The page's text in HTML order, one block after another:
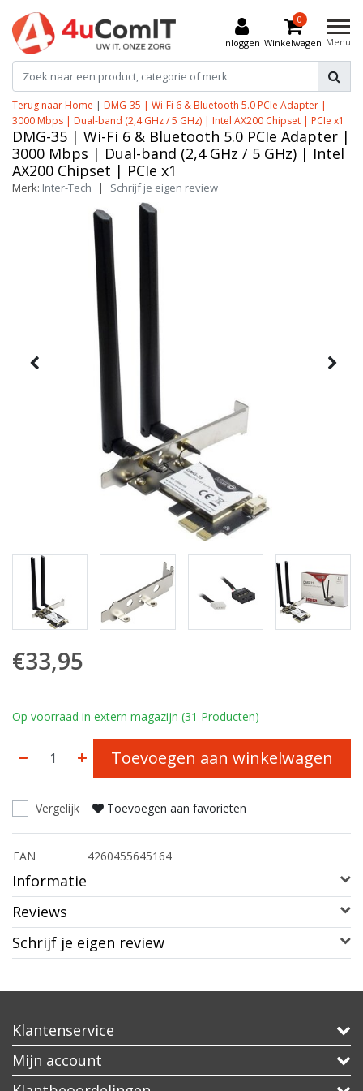
Inloggen
0
Winkelwagen Menu
Terug naar Home | DMG-35 | Wi-Fi 6 & Bluetooth 5.0 PCIe Adapter |
3000 Mbps | Dual-band (2,4 GHz / 5 GHz) | Intel AX200 Chipset | PCIe x1
DMG-35 | Wi-Fi 6 & Bluetooth 5.0 PCIe Adapter |
3000 Mbps | Dual-band (2,4 GHz / 5 GHz) | Intel
AX200 Chipset | PCIe x1
Merk: Inter-Tech | Schrijf je eigen review
€33,95
Op voorraad in extern magazijn (31 Producten)
Toevoegen aan winkelwagen
Vergelijk Toevoegen aan favorieten
EAN 4260455645164
Informatie
Reviews
Schrijf je eigen review
Klantenservice
Mijn account